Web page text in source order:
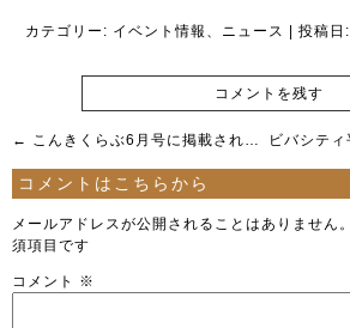
カテゴリー: イベント情報 ニュース | 投稿日:
コメントを残す
← こんきくらぶ6月号に掲載されました！
コメントはこちらから
メールアドレスが公開されることはありません。
須項目です
コメント ※